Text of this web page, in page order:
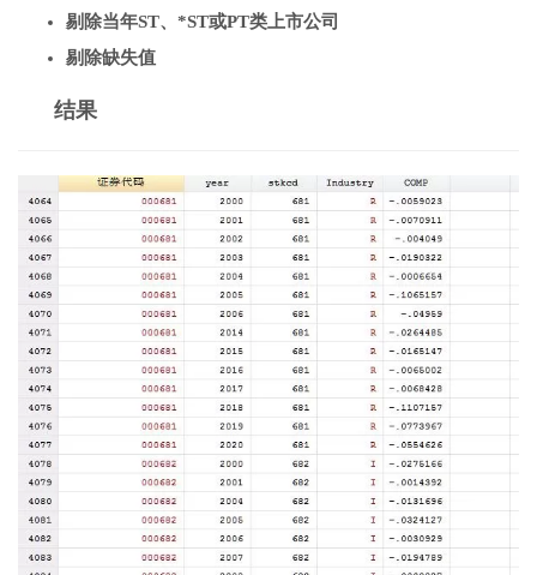
剔除当年ST、*ST或PT类上市公司
剔除缺失值
结果